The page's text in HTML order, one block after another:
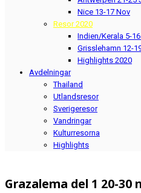
Nice 13-17 Nov
Resor 2020
Indien/Kerala 5-
Grisslehamn 12-
Highlights 2020
Avdelningar
Thailand
Utlandsresor
Sverigeresor
Vandringar
Kulturresorna
Highlights
Grazalema del 1 20-30